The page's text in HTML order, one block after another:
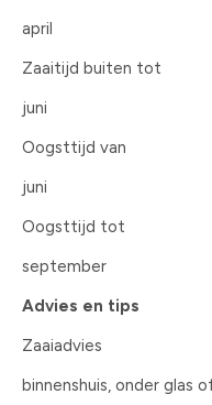
april
Zaaitijd buiten tot
juni
Oogsttijd van
juni
Oogsttijd tot
september
Advies en tips
Zaaiadvies
binnenshuis, onder glas